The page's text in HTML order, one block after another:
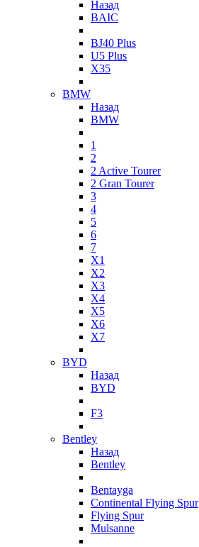
Назад
BAIC
BJ40 Plus
U5 Plus
X35
BMW
Назад
BMW
1
2
2 Active Tourer
2 Gran Tourer
3
4
5
6
7
X1
X2
X3
X4
X5
X6
X7
BYD
Назад
BYD
F3
Bentley
Назад
Bentley
Bentayga
Continental Flying Spur
Flying Spur
Mulsanne